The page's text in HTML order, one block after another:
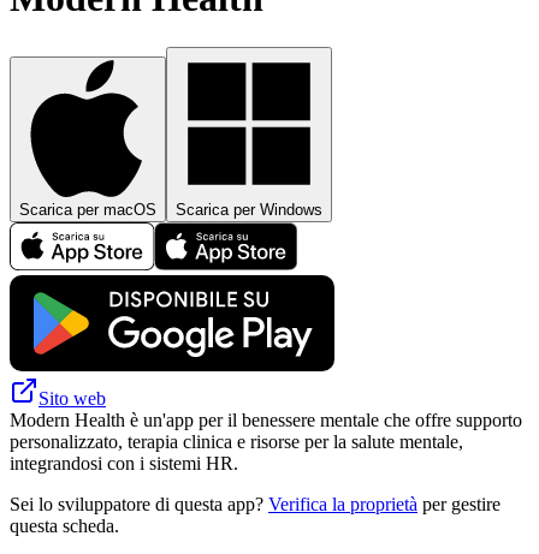
Scarica per macOS Scarica per Windows
Sito web
Modern Health è un'app per il benessere mentale che offre supporto
personalizzato, terapia clinica e risorse per la salute mentale,
integrandosi con i sistemi HR.
Sei lo sviluppatore di questa app? Verifica la proprietà per gestire
questa scheda.